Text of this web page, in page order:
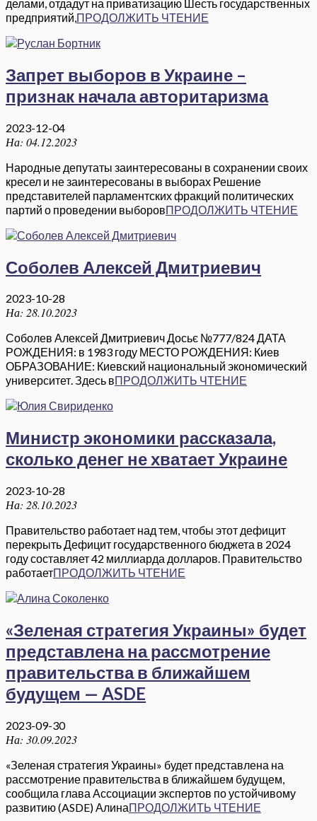
делами, отдадут на приватизацию Шесть государственных
предприятий,ПРОДОЛЖИТЬ ЧТЕНИЕ
Запрет выборов в Украине –
признак начала авторитаризма
2023-12-04
На: 04.12.2023
Народные депутаты заинтересованы в сохранении своих
кресел и не заинтересованы в выборах Решение
представителей парламентских фракций политических
партий о проведении выборовПРОДОЛЖИТЬ ЧТЕНИЕ
Соболев Алексей Дмитриевич
2023-10-28
На: 28.10.2023
Соболев Алексей Дмитриевич Досьє №777/824 ДАТА
РОЖДЕНИЯ: в 1983 году МЕСТО РОЖДЕНИЯ: Киев
ОБРАЗОВАНИЕ: Киевский национальный экономический
университет. Здесь вПРОДОЛЖИТЬ ЧТЕНИЕ
Министр экономики рассказала,
сколько денег не хватает Украине
2023-10-28
На: 28.10.2023
Правительство работает над тем, чтобы этот дефицит
перекрыть Дефицит государственного бюджета в 2024
году составляет 42 миллиарда долларов. Правительство
работаетПРОДОЛЖИТЬ ЧТЕНИЕ
«Зеленая стратегия Украины» будет
представлена на рассмотрение
правительства в ближайшем
будущем — ASDE
2023-09-30
На: 30.09.2023
«Зеленая стратегия Украины» будет представлена на
рассмотрение правительства в ближайшем будущем,
сообщила глава Ассоциации экспертов по устойчивому
развитию (ASDE) АлинаПРОДОЛЖИТЬ ЧТЕНИЕ